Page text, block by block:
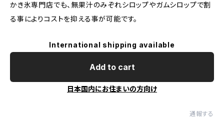
かき氷専門店でも、無果汁のみぞれシロップやガムシロップで割
る事によりコストを抑える事が可能です。
International shipping available
Add to cart
日本国内にお住まいの方向け
通報する